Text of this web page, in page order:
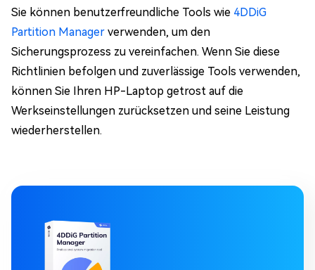
Sie können benutzerfreundliche Tools wie 4DDiG
Partition Manager verwenden, um den
Sicherungsprozess zu vereinfachen. Wenn Sie diese
Richtlinien befolgen und zuverlässige Tools verwenden,
können Sie Ihren HP-Laptop getrost auf die
Werkseinstellungen zurücksetzen und seine Leistung
wiederherstellen.